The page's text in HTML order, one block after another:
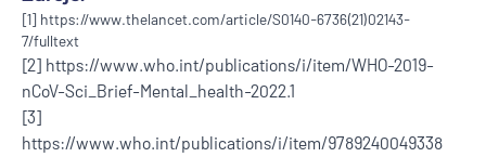
[1] https://www.thelancet.com/article/S0140-6736(21)02143-
7/fulltext
[2] https://www.who.int/publications/i/item/WHO-2019-
nCoV-Sci_Brief-Mental_health-2022.1
[3]
https://www.who.int/publications/i/item/9789240049338